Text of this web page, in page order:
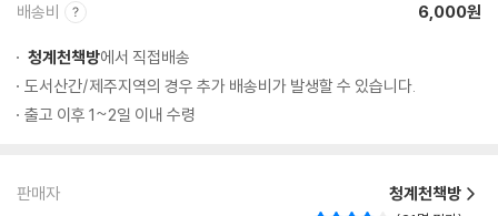
배송비 6,000원
청계천책방에서 직접배송
도서산간/제주지역의 경우 추가 배송비가 발생할 수 있습니다.
출고 이후 1~2일 이내 수령
판매자 청계천책방